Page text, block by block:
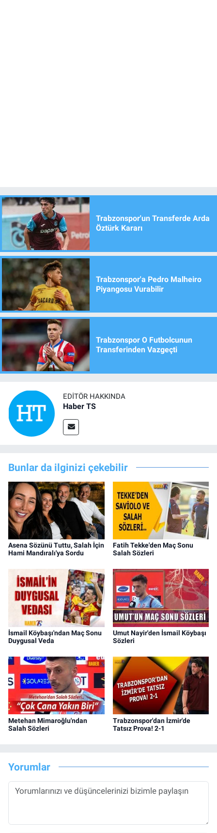
Trabzonspor'un Transferde Arda
Öztürk Kararı
Trabzonspor'a Pedro Malheiro
Piyangosu Vurabilir
Trabzonspor O Futbolcunun
Transferinden Vazgeçti
EDITÖR HAKKINDA
Haber TS
Bunlar da ilginizi çekebilir
Asena Sözünü Tuttu, Salah İçin
Hami Mandıralı'ya Sordu
Fatih Tekke'den Maç Sonu
Salah Sözleri
İsmail Köybaşı'ndan Maç Sonu
Duygusal Veda
Umut Nayir'den İsmail Köybaşı
Sözleri
Metehan Mimaroğlu'ndan
Salah Sözleri
Trabzonspor'dan İzmir'de
Tatsız Prova! 2-1
Yorumlar